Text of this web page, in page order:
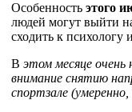
Особенность этого
людей могут выйти
сходить к
В этом месяце очень
внимание снятию
спортзале